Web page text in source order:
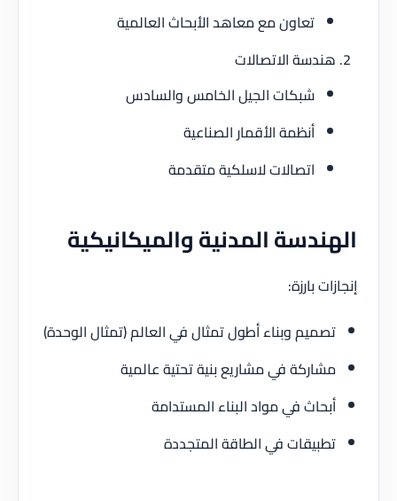
تعاون مع معاهد الأبحاث العالمية
الاتصالات
شبكات الجيل الخامس والسادس
أنظمة الأقمار الصناعية
اتصالات لاسلكية متقدمة
المدنية والميكانيكية
بارزة:
وبناء أطول تمثال في العالم (تمثال الوحدة)
في مشاريع بنية تحتية عالمية
في مواد البناء المستدامة
في الطاقة المتجددة